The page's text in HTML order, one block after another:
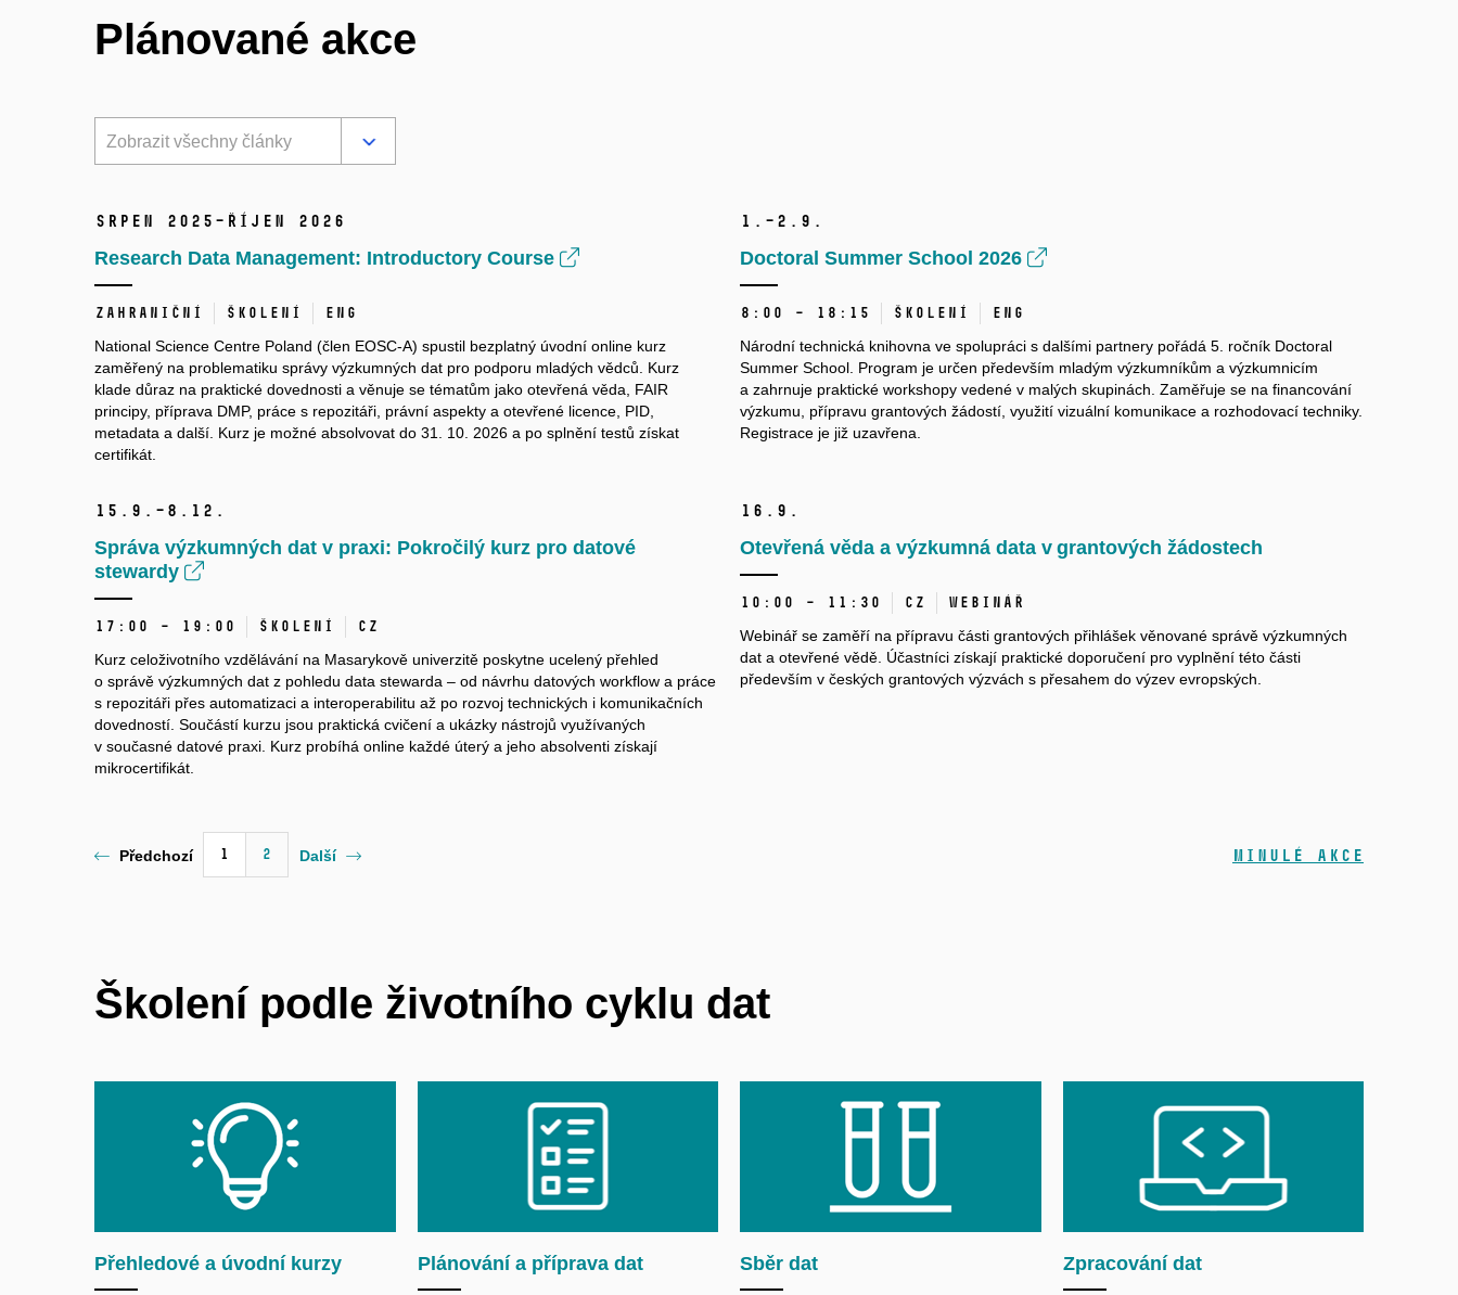
Plánované akce
Zobrazit všechny články
srpen 2025–říjen 2026
Research Data Management: Introductory Course
Zahraniční Školení ENG
National Science Centre Poland (člen EOSC-A) spustil bezplatný úvodní online kurz
zaměřený na problematiku správy výzkumných dat pro podporu mladých vědců. Kurz
klade důraz na praktické dovednosti a věnuje se tématům jako otevřená věda, FAIR
principy, příprava DMP, práce s repozitáři, právní aspekty a otevřené licence, PID,
metadata a další. Kurz je možné absolvovat do 31. 10. 2026 a po splnění testů získat
certifikát.
1.–2. 9.
Doctoral Summer School 2026
8:00 – 18:15 Školení ENG
Národní technická knihovna ve spolupráci s dalšími partnery pořádá 5. ročník Doctoral
Summer School. Program je určen především mladým výzkumníkům a výzkumnicím
a zahrnuje praktické workshopy vedené v malých skupinách. Zaměřuje se na financování
výzkumu, přípravu grantových žádostí, využití vizuální komunikace a rozhodovací techniky.
Registrace je již uzavřena.
15. 9.–8. 12.
Správa výzkumných dat v praxi: Pokročilý kurz pro datové
stewardy
17:00 – 19:00 Školení CZ
Kurz celoživotního vzdělávání na Masarykově univerzitě poskytne ucelený přehled
o správě výzkumných dat z pohledu data stewarda – od návrhu datových workflow a práce
s repozitáři přes automatizaci a interoperabilitu až po rozvoj technických i komunikačních
dovedností. Součástí kurzu jsou praktická cvičení a ukázky nástrojů využívaných
v současné datové praxi. Kurz probíhá online každé úterý a jeho absolventi získají
mikrocertifikát.
16. 9.
Otevřená věda a výzkumná data v grantových žádostech
10:00 – 11:30 CZ Webinář
Webinář se zaměří na přípravu části grantových přihlášek věnované správě výzkumných
dat a otevřené vědě. Účastníci získají praktické doporučení pro vyplnění této části
především v českých grantových výzvách s přesahem do výzev evropských.
Předchozí 1 2 Další Minulé akce
Školení podle životního cyklu dat
Přehledové a úvodní kurzy Plánování a příprava dat Sběr dat Zpracování dat